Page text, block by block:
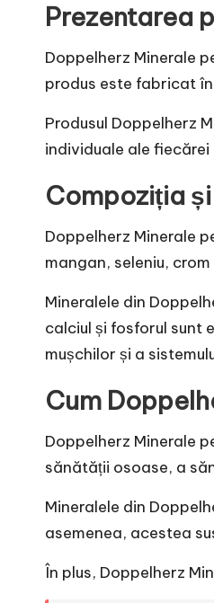
Prezentarea
Doppelherz Minerale
produs este fabricat
Produsul Doppelherz
individuale ale
Compoziția
Doppelherz Minerale
mangan, seleniu,
Mineralele din
calciul și fosforul sunt
mușchilor și a
Cum
Doppelherz Minerale
sănătății osoase, a
Mineralele din
asemenea, acestea
În plus, Doppelherz